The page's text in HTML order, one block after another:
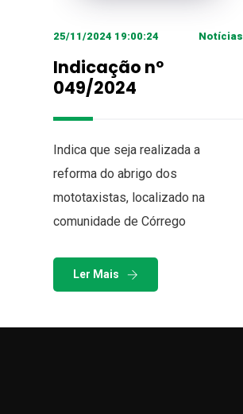
25/11/2024 19:00:24 Notícias
Indicação nº
049/2024
Indica que seja realizada a
reforma do abrigo dos
mototaxistas, localizado na
comunidade de Córrego
Ler Mais